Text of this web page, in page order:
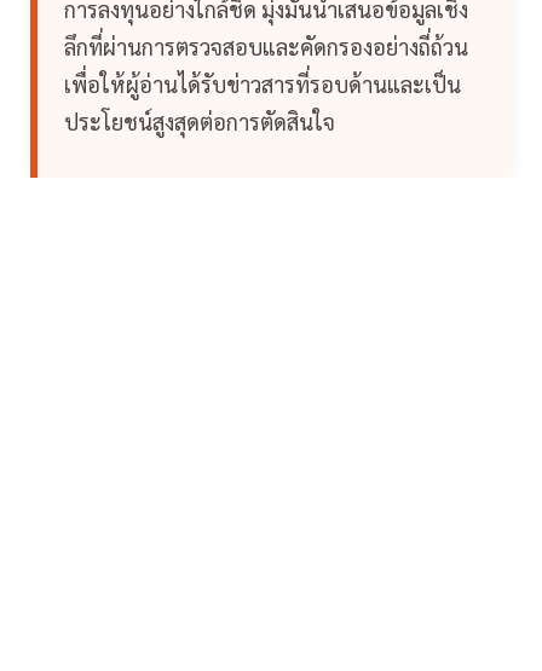
การลงทุนอย่างใกล้ชิด มุ่งมั่นนำเสนอข้อมูลเชิง
ลึกที่ผ่านการตรวจสอบและคัดกรองอย่างถี่ถ้วน
เพื่อให้ผู้อ่านได้รับข่าวสารที่รอบด้านและเป็น
ประโยชน์สูงสุดต่อการตัดสินใจ